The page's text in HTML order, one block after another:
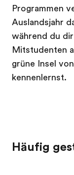
Programmen
Auslandsjahr
während du
Mitstudenten
grüne Insel
kennenlernst.
Häufig